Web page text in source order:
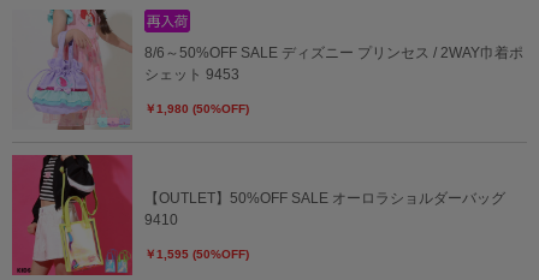
8/6～50%OFF SALE ディズニー プリンセス / 2WAY巾着ポ
シェット 9453
￥1,980 (50%OFF)
【OUTLET】50%OFF SALE オーロラショルダーバッグ
9410
￥1,595 (50%OFF)